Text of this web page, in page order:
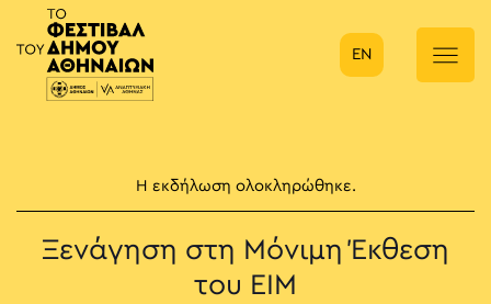
Κύρια πλοήγηση
EN
Η εκδήλωση ολοκληρώθηκε.
Ξενάγηση στη Μόνιμη Έκθεση
του ΕΙΜ